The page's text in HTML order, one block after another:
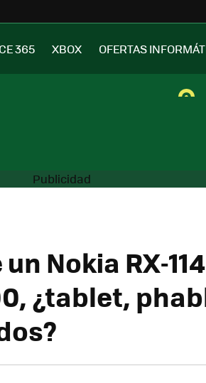
365 XBOX OFERTAS
Nokia RX-
¿tablet,